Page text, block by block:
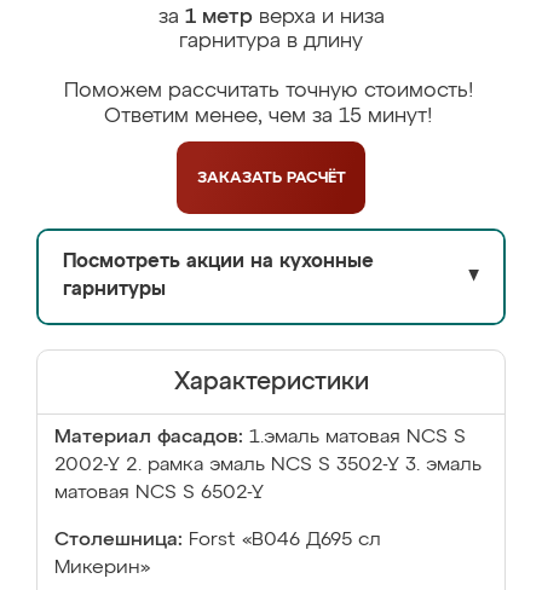
за 1 метрверха и низа
гарнитура в длину
Поможем рассчитать точную стоимость!
Ответим менее, чем за 15 минут!
ЗАКАЗАТЬ РАСЧЁТ
Посмотреть акции на кухонные
гарнитуры
▼
Характеристики
Материал фасадов: 1.эмаль матовая NCS S
2002-Y 2. рамка эмаль NCS S 3502-Y 3. эмаль
матовая NCS S 6502-Y
Столешница: Forst «В046 Д695 сл
Микерин»